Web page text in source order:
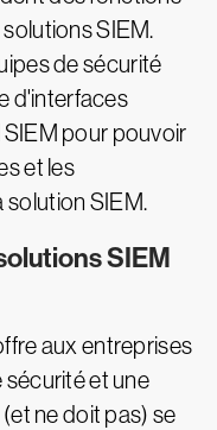
SIEM.
de sécurité
d'interfaces
pour pouvoir
et les
solution SIEM.
SIEM
aux entreprises
et une
ne doit pas) se